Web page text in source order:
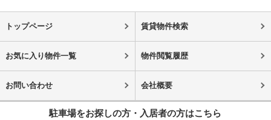
トップページ 賃貸物件検索
お気に入り物件一覧 物件閲覧履歴
お問い合わせ 会社概要
駐車場をお探しの方・入居者の方はこちら